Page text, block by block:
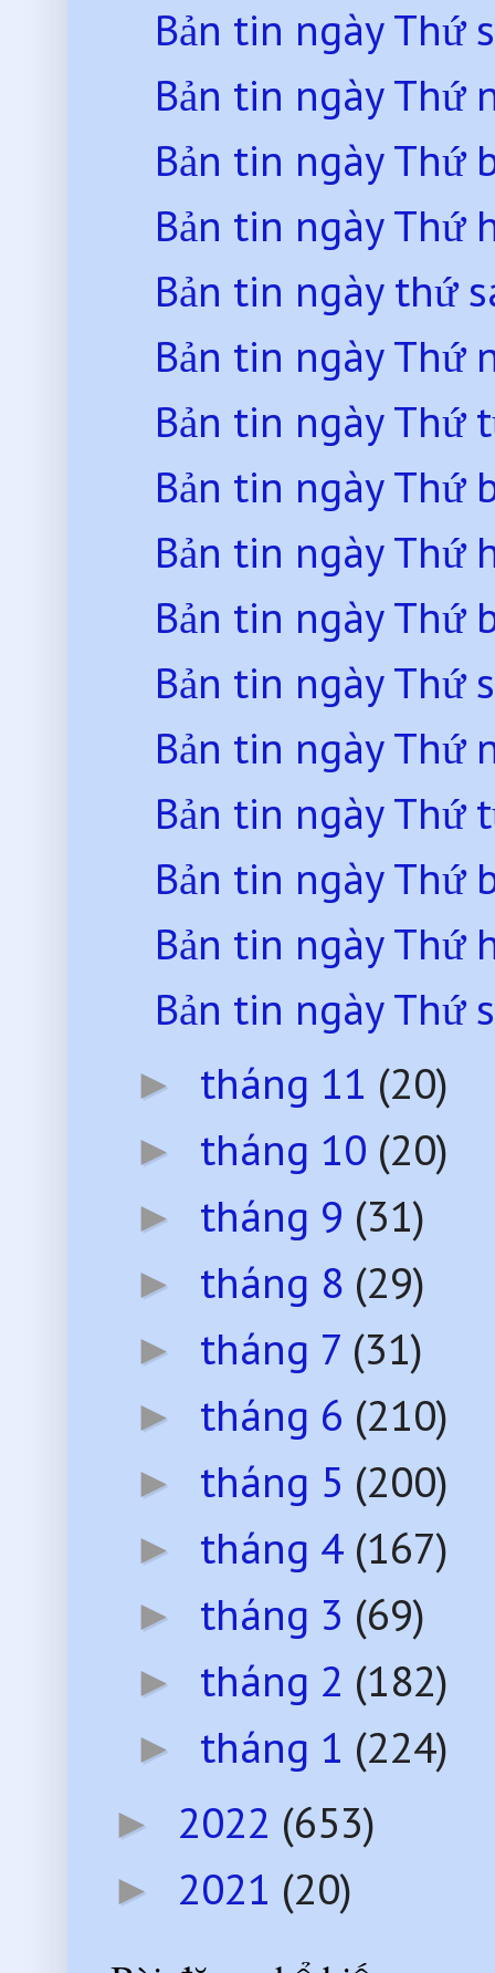
Bản tin ngày Thứ
Bản tin ngày Thứ
Bản tin ngày Thứ
Bản tin ngày Thứ
Bản tin ngày thứ
Bản tin ngày Thứ
Bản tin ngày Thứ
Bản tin ngày Thứ
Bản tin ngày Thứ
Bản tin ngày Thứ
Bản tin ngày Thứ
Bản tin ngày Thứ
Bản tin ngày Thứ
Bản tin ngày Thứ
Bản tin ngày Thứ
Bản tin ngày Thứ
► tháng 11 (20)
► tháng 10 (20)
► tháng 9 (31)
► tháng 8 (29)
► tháng 7 (31)
► tháng 6 (210)
► tháng 5 (200)
► tháng 4 (167)
► tháng 3 (69)
► tháng 2 (182)
► tháng 1 (224)
► 2022 (653)
► 2021 (20)